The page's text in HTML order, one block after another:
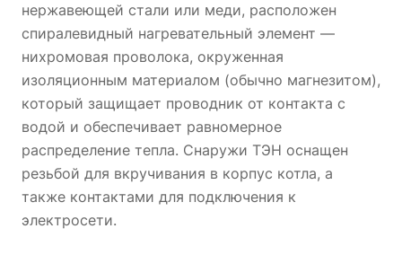
нержавеющей стали или меди, расположен
спиралевидный нагревательный элемент —
нихромовая проволока, окруженная
изоляционным материалом (обычно магнезитом),
который защищает проводник от контакта с
водой и обеспечивает равномерное
распределение тепла. Снаружи ТЭН оснащен
резьбой для вкручивания в корпус котла, а
также контактами для подключения к
электросети.